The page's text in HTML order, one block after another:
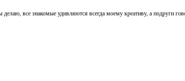
все знакомые удивляются всегда моему креативу, а подруги